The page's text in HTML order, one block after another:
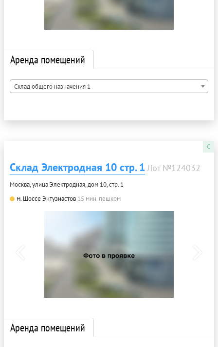
Аренда помещений
Склад общего назначения 1
C
Склад Электродная 10 стр. 1 Лот №124032
Москва, улица Электродная, дом 10, стр. 1
м. Шоссе Энтузиастов 15 мин. пешком
Аренда помещений